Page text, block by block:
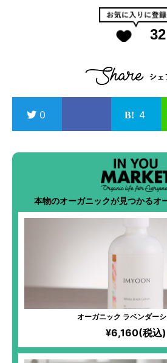
32
0 4
本物のオーガニックが見つかるオ
オーガニック ラベンダー
¥6,160(税込)